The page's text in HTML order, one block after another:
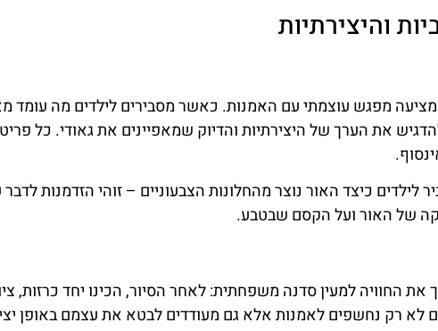
והיצירתיות
מפגש עוצמתי עם האמנות. כאשר מסבירים לילדים מה עומד
את הערך של היצירתיות והדיוק שמאפיינים את גאודי. כל
כיצד האור נוצר מהחלונות הצבעוניים – זוהי הזדמנות
של האור ועל הקסם שבטבע.
החוויה למעין סדנה משפחתית: לאחר הסיור, הכינו יחד כרזות,
רק נחשפים לאמנות אלא גם מעודדים לבטא את עצמם באופן